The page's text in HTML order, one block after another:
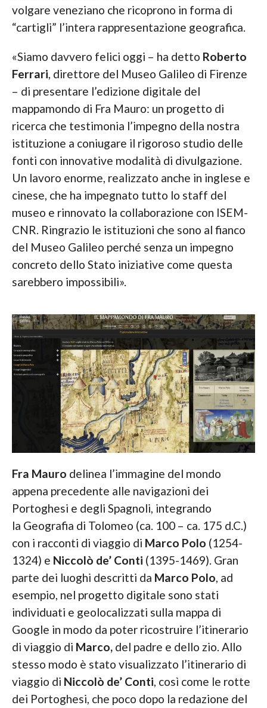
volgare veneziano che ricoprono in forma di
“cartigli” l’intera rappresentazione geografica.
«Siamo davvero felici oggi – ha detto Roberto
Ferrari, direttore del Museo Galileo di Firenze
– di presentare l’edizione digitale del
mappamondo di Fra Mauro: un progetto di
ricerca che testimonia l’impegno della nostra
istituzione a coniugare il rigoroso studio delle
fonti con innovative modalità di divulgazione.
Un lavoro enorme, realizzato anche in inglese e
cinese, che ha impegnato tutto lo staff del
museo e rinnovato la collaborazione con ISEM-
CNR. Ringrazio le istituzioni che sono al fianco
del Museo Galileo perché senza un impegno
concreto dello Stato iniziative come questa
sarebbero impossibili».
Fra Mauro delinea l’immagine del mondo
appena precedente alle navigazioni dei
Portoghesi e degli Spagnoli, integrando
la Geografia di Tolomeo (ca. 100 – ca. 175 d.C.)
con i racconti di viaggio di Marco Polo (1254-
1324) e Niccolò de’ Conti (1395-1469). Gran
parte dei luoghi descritti da Marco Polo, ad
esempio, nel progetto digitale sono stati
individuati e geolocalizzati sulla mappa di
Google in modo da poter ricostruire l’itinerario
di viaggio di Marco,del padre e dello zio. Allo
stesso modo è stato visualizzato l’itinerario di
viaggio di Niccolò de’ Conti, così come le rotte
dei Portoghesi, che poco dopo la redazione del